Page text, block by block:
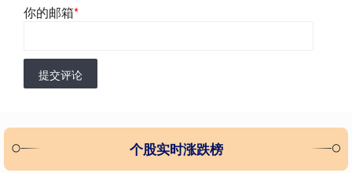
你的邮箱*
提交评论
个股实时涨跌榜